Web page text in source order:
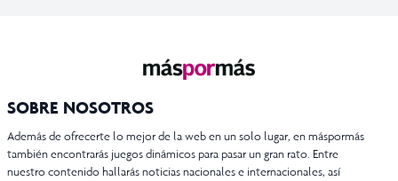
SOBRE NOSOTROS
Además de ofrecerte lo mejor de la web en un solo lugar, en máspormás
también encontrarás juegos dinámicos para pasar un gran rato. Entre
nuestro contenido hallarás noticias nacionales e internacionales, así